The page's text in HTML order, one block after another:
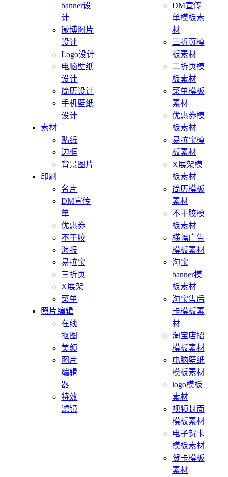
banner设
计
微博图片
设计
Logo设计
电脑壁纸
设计
简历设计
手机壁纸
设计
素材
贴纸
边框
背景图片
印刷
名片
DM宣传
单
优惠券
不干胶
海报
易拉宝
三折页
X展架
菜单
照片编辑
在线
抠图
美颜
图片
编辑
器
特效
滤镜
DM宣传
单模板素
材
三折页模
板素材
二折页模
板素材
菜单模板
素材
优惠券模
板素材
易拉宝模
板素材
X展架模
板素材
简历模板
素材
不干胶模
板素材
横幅广告
模板素材
淘宝
banner模
板素材
淘宝售后
卡模板素
材
淘宝店招
模板素材
电脑壁纸
模板素材
logo模板
素材
视频封面
模板素材
电子贺卡
模板素材
贺卡模板
素材